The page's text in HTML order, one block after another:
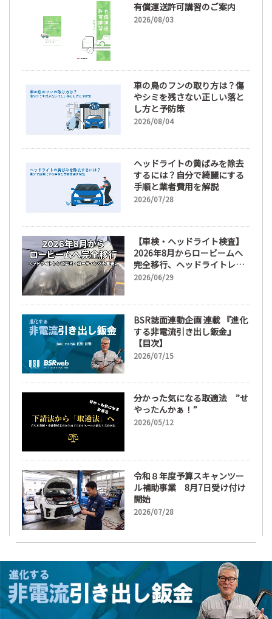
有償運送許可講習のご案内
2026/08/03
車の鳥のフンの取り方は？傷
やシミを残さない正しい落と
し方と予防策
2026/08/04
ヘッドライトの黄ばみを除去
するには？自分で綺麗にする
手順と業者費用を解説
2026/07/28
【車検・ヘッドライト検査】
2026年8月からロービームへ
完全移行、ヘッドライトレン
ズ磨き・コーティングも重要
2026/06/29
BSR誌面連動企画 連載 『進化
する非電流引き出し鈑金』
【目次】
2026/07/15
分かった気になる取適法 ”せ
やったんかぁ！”
2026/05/12
令和８年度予算スキャンツー
ル補助事業 8月7日受け付け
開始
2026/07/28